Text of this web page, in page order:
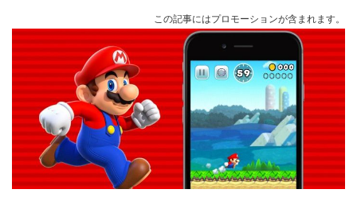
この記事にはプロモーションが含まれます。